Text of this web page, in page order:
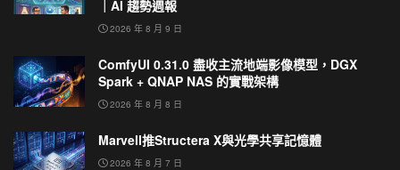
｜AI 趨勢週報
2026 年 8 月 9 日
ComfyUI 0.31.0 盡收主流地端影像模型，DGX
Spark + QNAP NAS 的實戰架構
2026 年 8 月 8 日
Marvell推Structera X與光學共享記憶體
2026 年 8 月 7 日